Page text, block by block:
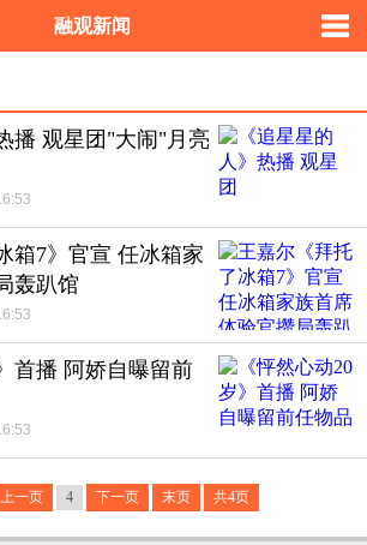
融观新闻
播 观星团"大闹"月亮
箱7》官宣 任冰箱家
轰趴馆
首播 阿娇自曝留前
上一页 4 下一页 末页 共4页